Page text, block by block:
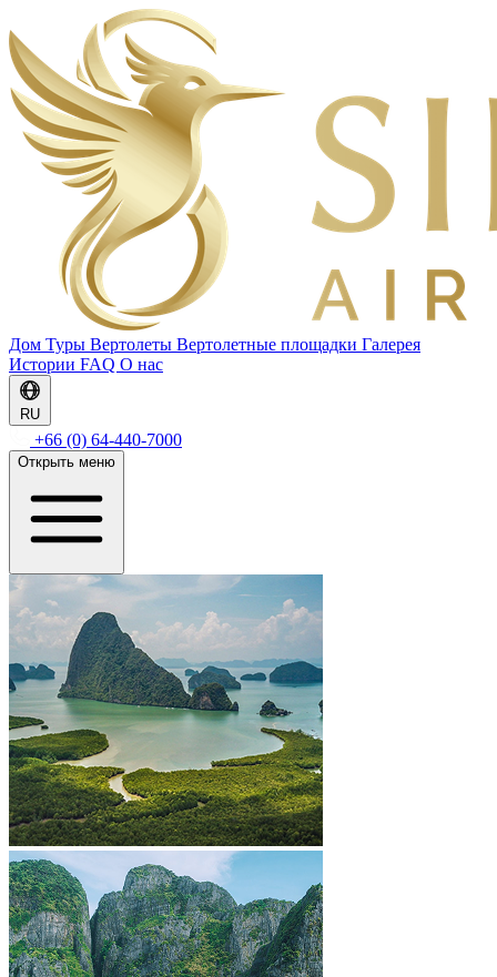
Дом Туры Вертолеты Вертолетные площадки Галерея
Истории FAQ О нас
RU
+66 (0) 64-440-7000
Открыть меню